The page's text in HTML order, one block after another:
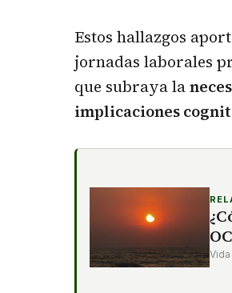
Estos hallazgos
jornadas laborales
que subraya la
implicaciones